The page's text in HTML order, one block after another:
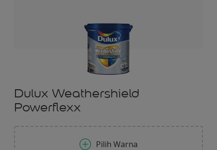
Dulux Weathershield
Powerflexx
Pilih Warna